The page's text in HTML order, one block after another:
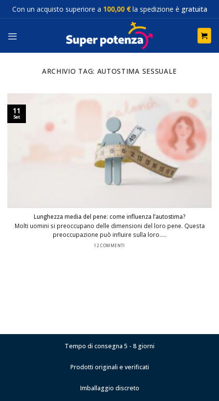
SaltaCon un acquisto superiore a 100,00 €la spedizione è gratuita
ARCHIVIO TAG: AUTOSTIMA SESSUALE
Lunghezza media del pene: come influenza l’autostima?
Molti uomini si preoccupano delle dimensioni del loro pene. Questa
preoccupazione può influire sulla loro.....
12 COMMENTI
11
Set
Tempo di consegna 5 - 8 giorni
Prodotti originali e verificati
Imballaggio discreto